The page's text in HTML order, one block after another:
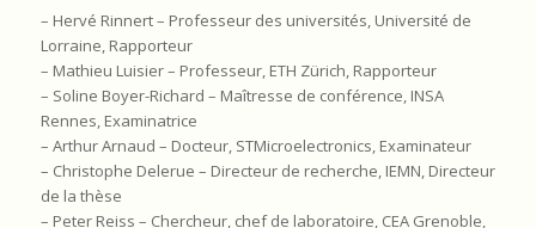
– Hervé Rinnert – Professeur des universités, Université de
Lorraine, Rapporteur
– Mathieu Luisier – Professeur, ETH Zürich, Rapporteur
– Soline Boyer-Richard – Maîtresse de conférence, INSA
Rennes, Examinatrice
– Arthur Arnaud – Docteur, STMicroelectronics, Examinateur
– Christophe Delerue – Directeur de recherche, IEMN, Directeur
de la thèse
– Peter Reiss – Chercheur, chef de laboratoire, CEA Grenoble,